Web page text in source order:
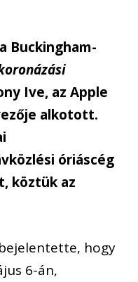
Buckingham-
Ive, az Apple
alkotott.
óriáscég
köztük az
hogy
6-án,